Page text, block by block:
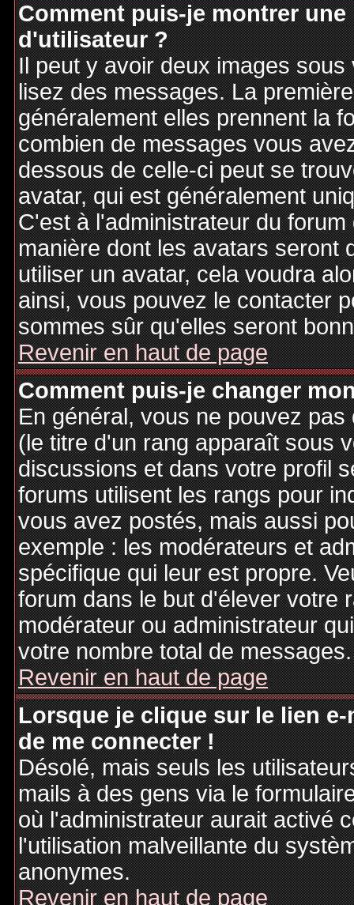
Comment puis-je montrer
d'utilisateur ?
Il peut y avoir deux images
lisez des messages. La
généralement elles prennent la
combien de messages vous
dessous de celle-ci peut se
avatar, qui est généralement
C'est à l'administrateur du
manière dont les avatars seront
utiliser un avatar, cela voudra
ainsi, vous pouvez le contacter
sommes sûr qu'elles seront
Revenir en haut de page
Comment puis-je changer
En général, vous ne pouvez
(le titre d'un rang apparaît sous
discussions et dans votre profil
forums utilisent les rangs pour
vous avez postés, mais aussi
exemple : les modérateurs et
spécifique qui leur est propre.
forum dans le but d'élever votre
modérateur ou administrateur
votre nombre total de messages.
Revenir en haut de page
Lorsque je clique sur le lien
de me connecter !
Désolé, mais seuls les
mails à des gens via le
où l'administrateur aurait activé
l'utilisation malveillante du
anonymes.
Revenir en haut de page